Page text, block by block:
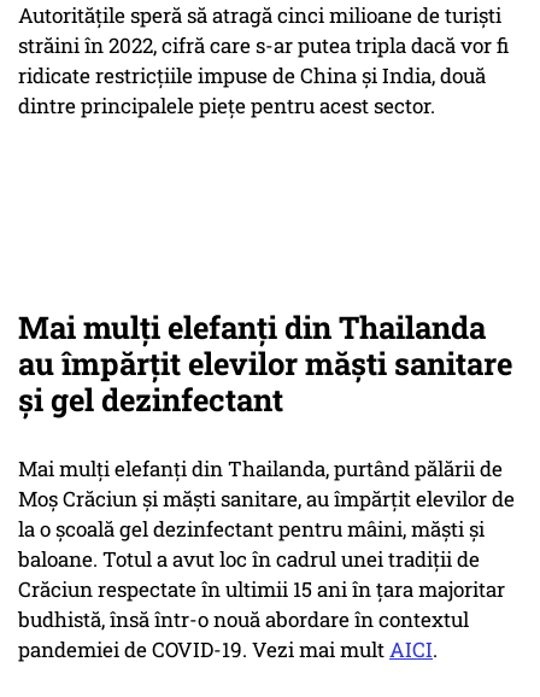
Autorităţile speră să atragă cinci milioane de turişti
străini în 2022, cifră care s-ar putea tripla dacă vor fi
ridicate restricţiile impuse de China şi India, două
dintre principalele pieţe pentru acest sector.
Mai mulți elefanți din Thailanda
au împărţit elevilor măşti sanitare
şi gel dezinfectant
Mai mulţi elefanţi din Thailanda, purtând pălării de
Moş Crăciun şi măşti sanitare, au împărţit elevilor de
la o şcoală gel dezinfectant pentru mâini, măşti şi
baloane. Totul a avut loc în cadrul unei tradiţii de
Crăciun respectate în ultimii 15 ani în ţara majoritar
budhistă, însă într-o nouă abordare în contextul
pandemiei de COVID-19. Vezi mai multAICI.